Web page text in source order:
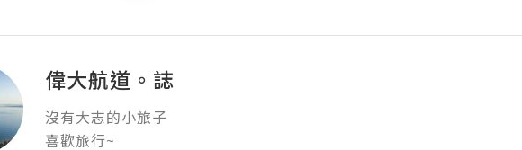
偉大航道。誌
沒有大志的小旅子
喜歡旅行~